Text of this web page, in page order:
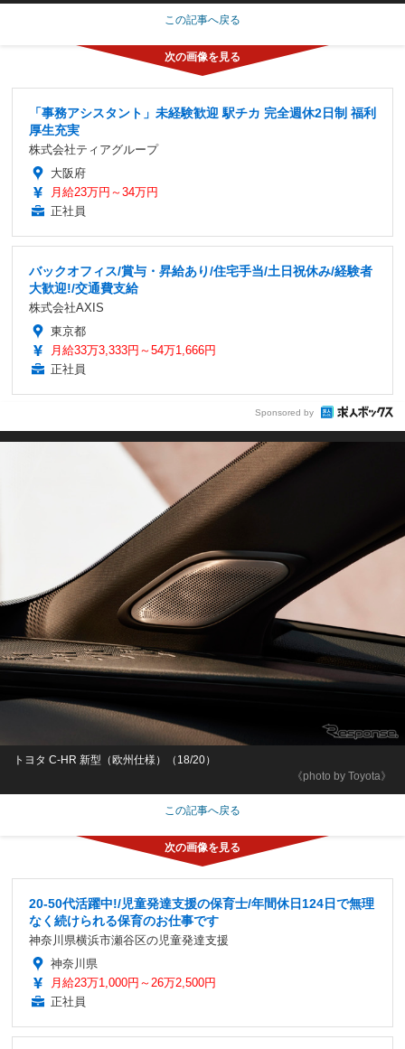
この記事へ戻る
「事務アシスタント」未経験歓迎 駅チカ 完全週休2日制 福利
厚生充実
株式会社ティアグループ
大阪府
月給23万円～34万円
正社員
バックオフィス/賞与・昇給あり/住宅手当/土日祝休み/経験者
大歓迎!/交通費支給
株式会社AXIS
東京都
月給33万3,333円～54万1,666円
正社員
Sponsored by
《photo by Toyota》
トヨタ C-HR 新型（欧州仕様）（18/20）
この記事へ戻る
20-50代活躍中!/児童発達支援の保育士/年間休日124日で無理
なく続けられる保育のお仕事です
神奈川県横浜市瀬谷区の児童発達支援
神奈川県
月給23万1,000円～26万2,500円
正社員